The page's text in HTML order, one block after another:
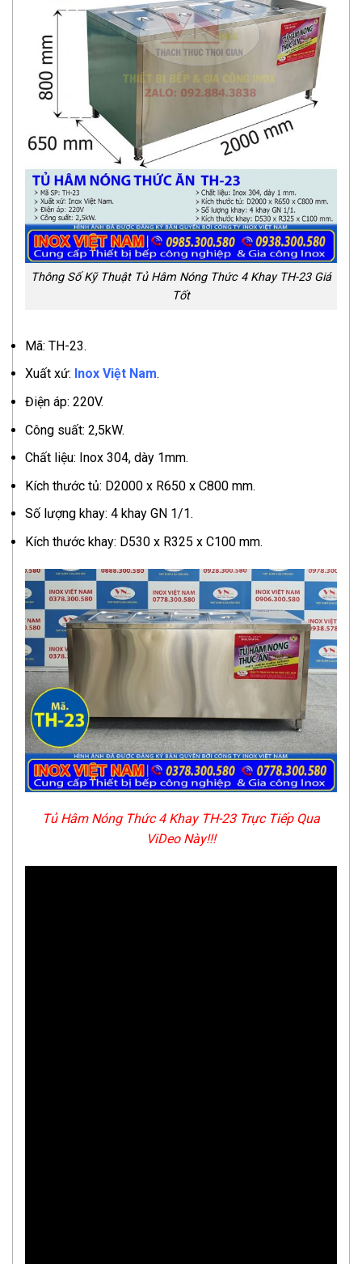
Thông Số Kỹ Thuật Tủ Hâm Nóng Thức 4 Khay TH-23 Giá
Tốt
Mã: TH-23.
Xuất xứ: Inox Việt Nam.
Điện áp: 220V.
Công suất: 2,5kW.
Chất liệu: Inox 304, dày 1mm.
Kích thước tủ: D2000 x R650 x C800 mm.
Số lượng khay: 4 khay GN 1/1.
Kích thước khay: D530 x R325 x C100 mm.
Tủ Hâm Nóng Thức 4 Khay TH-23 Trực Tiếp Qua
ViDeo Này!!!